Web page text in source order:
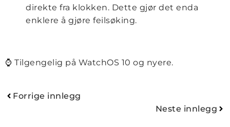
direkte fra klokken. Dette gjør det enda
enklere å gjøre feilsøking.
⌚ Tilgengelig på WatchOS 10 og nyere.
Forrige innlegg
Neste innlegg